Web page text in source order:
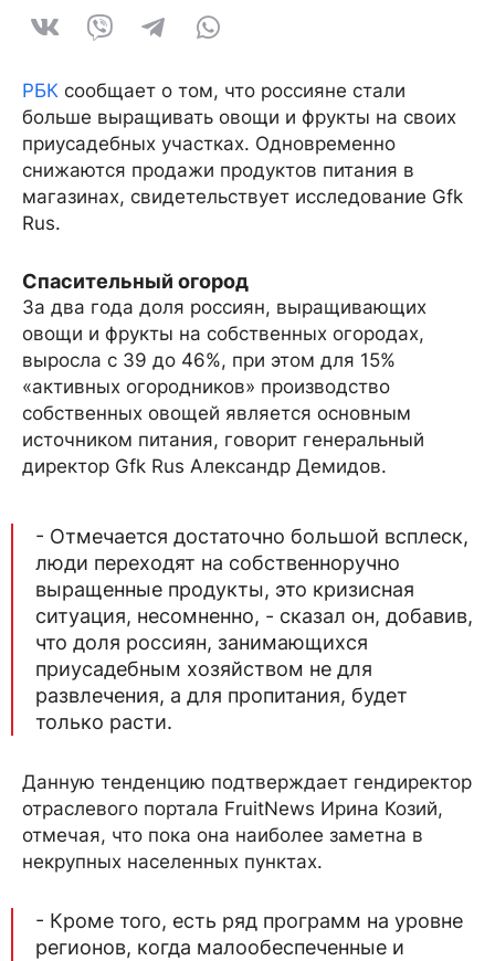
РБК сообщает о том, что россияне стали
больше выращивать овощи и фрукты на своих
приусадебных участках. Одновременно
снижаются продажи продуктов питания в
магазинах, свидетельствует исследование Gfk
Rus.
Спасительный огород
За два года доля россиян, выращивающих
овощи и фрукты на собственных огородах,
выросла с 39 до 46%, при этом для 15%
«активных огородников» производство
собственных овощей является основным
источником питания, говорит генеральный
директор Gfk Rus Александр Демидов.
- Отмечается достаточно большой всплеск,
люди переходят на собс​твенноручно
выращенные продукты, это кризисная
ситуация, несомненно, - сказал он, добавив,
что доля россиян, занимающихся
приусадебным хозяйством не для
развлечения, а для пропитания, будет
только расти.
Данную тенденцию подтверждает гендиректор
отраслевого портала FruitNews Ирина Козий,
отмечая, что пока она наиболее заметна в
некрупных населенных пунктах.
- Кроме того, есть ряд программ на уровне
регионов, когда малообеспеченные и